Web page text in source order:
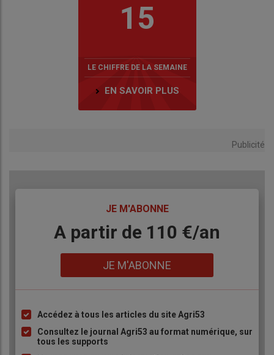
15
LE CHIFFRE DE LA SEMAINE
EN SAVOIR PLUS
Publicité
JE M'ABONNE
BodyA partir de 110 €/an
JE M'ABONNE
Liste
à
puce
Accédez à tous les articles du site Agri53
Consultez le journal Agri53 au format numérique, sur
tous les supports